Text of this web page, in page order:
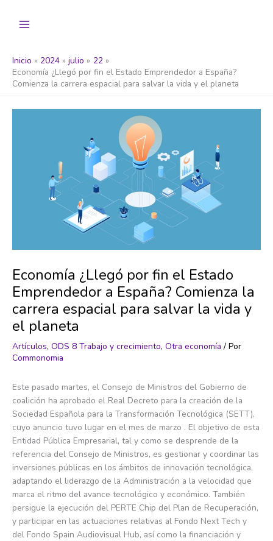
Inicio 2024 julio
22
Economía ¿Llegó por fin el Estado Emprendedor a España?
Comienza la carrera espacial para salvar la vida y el planeta
Economía ¿Llegó por fin el Estado
Emprendedor a España? Comienza la
carrera espacial para salvar la vida y
el planeta
Artículos, ODS 8 Trabajo y crecimiento, Otra economía / Por
Commonomia
Este pasado martes, el Consejo de Ministros del Gobierno de
coalición ha aprobado el Real Decreto para la creación de la
Sociedad Española para la Transformación Tecnológica (SETT),
cuyo anuncio tuvo lugar en el mes de marzo . El objetivo de esta
Entidad Pública Empresarial, tal y como se desprende de la
referencia del Consejo de Ministros, es gestionar y coordinar las
inversiones públicas en los ámbitos de innovación tecnológica,
adaptando el liderazgo de la Administración a la velocidad que
marca el ritmo del avance tecnológico y económico. También
persigue la ejecución del PERTE Chip del Plan de Recuperación,
y participar en las actuaciones relativas al Fondo Next Tech y
del Fondo Spain Audiovisual Hub, así como la financiación y